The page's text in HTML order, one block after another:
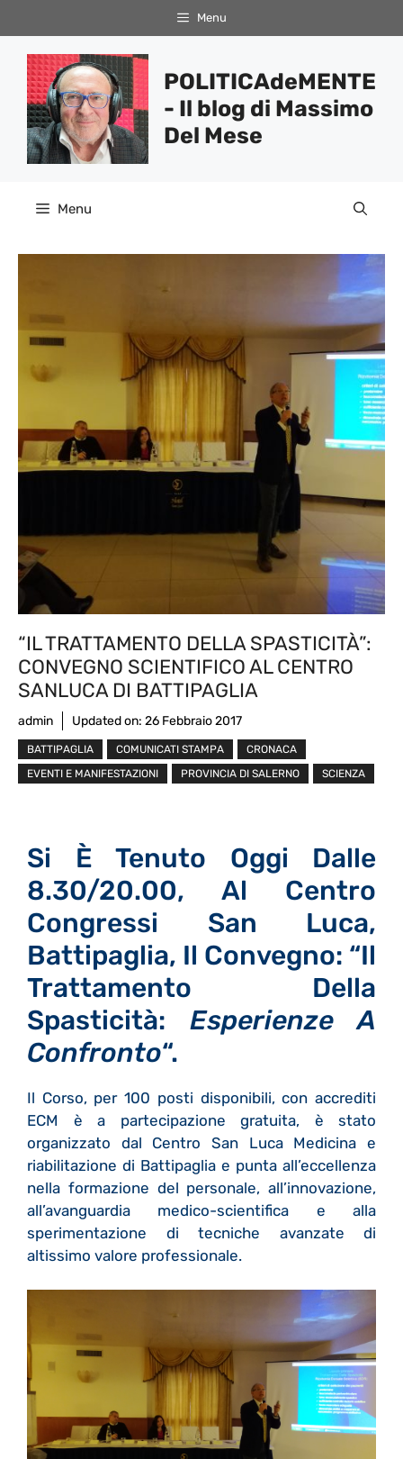
al
contenuto
Menu
POLITICAdeMENTE
- Il blog di Massimo
Del Mese
Menu
“IL TRATTAMENTO DELLA SPASTICITÀ”:
CONVEGNO SCIENTIFICO AL CENTRO
SANLUCA DI BATTIPAGLIA
admin Updated on: 26 Febbraio 2017
BATTIPAGLIA COMUNICATI STAMPA
CRONACA
EVENTI E MANIFESTAZIONI
PROVINCIA DI SALERNO SCIENZA
Si È Tenuto Oggi Dalle
8.30/20.00, Al Centro
Congressi San Luca,
Battipaglia, Il Convegno: “Il
Trattamento Della
Spasticità: Esperienze A
Confronto“.
Il Corso, per 100 posti disponibili, con accrediti
ECM è a partecipazione gratuita, è stato
organizzato dal Centro San Luca Medicina e
riabilitazione di Battipaglia e punta all’eccellenza
nella formazione del personale, all’innovazione,
all’avanguardia medico-scientifica e alla
sperimentazione di tecniche avanzate di
altissimo valore professionale.